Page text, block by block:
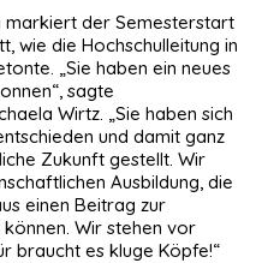
markiert der Semesterstart
wie die Hochschulleitung in
„Sie haben ein neues
sagte
Wirtz. „Sie haben sich
und damit ganz
Zukunft gestellt. Wir
Ausbildung, die
einen Beitrag zur
Wir stehen vor
braucht es kluge Köpfe!“